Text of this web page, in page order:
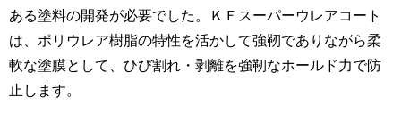
ある塗料の開発が必要でした。ＫＦスーパーウレアコート
は、ポリウレア樹脂の特性を活かして強靭でありながら柔
軟な塗膜として、ひび割れ・剥離を強靭なホールド力で防
止します。